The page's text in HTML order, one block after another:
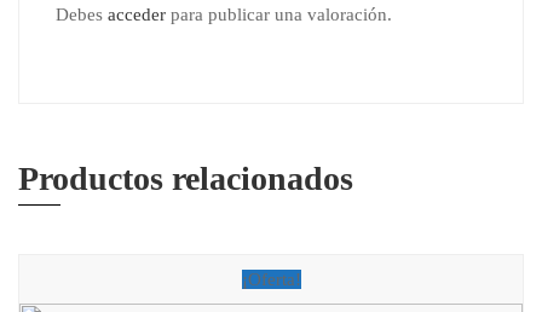
Debes acceder para publicar una valoración.
Productos relacionados
¡Oferta!